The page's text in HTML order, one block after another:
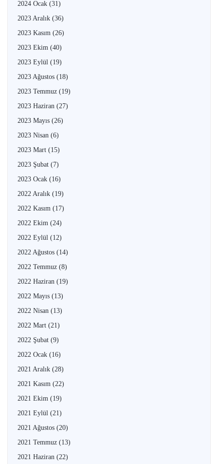
2024 Ocak (31)
2023 Aralık (36)
2023 Kasım (26)
2023 Ekim (40)
2023 Eylül (19)
2023 Ağustos (18)
2023 Temmuz (19)
2023 Haziran (27)
2023 Mayıs (26)
2023 Nisan (6)
2023 Mart (15)
2023 Şubat (7)
2023 Ocak (16)
2022 Aralık (19)
2022 Kasım (17)
2022 Ekim (24)
2022 Eylül (12)
2022 Ağustos (14)
2022 Temmuz (8)
2022 Haziran (19)
2022 Mayıs (13)
2022 Nisan (13)
2022 Mart (21)
2022 Şubat (9)
2022 Ocak (16)
2021 Aralık (28)
2021 Kasım (22)
2021 Ekim (19)
2021 Eylül (21)
2021 Ağustos (20)
2021 Temmuz (13)
2021 Haziran (22)